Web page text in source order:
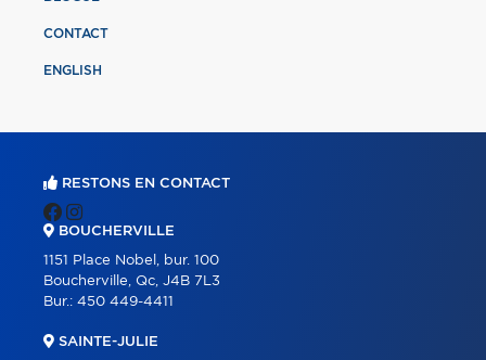
CONTACT
ENGLISH
RESTONS EN CONTACT
BOUCHERVILLE
1151 Place Nobel, bur. 100
Boucherville, Qc, J4B 7L3
Bur.: 450 449-4411
SAINTE-JULIE